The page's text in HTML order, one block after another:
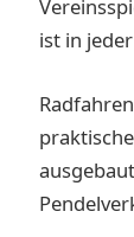
ist in